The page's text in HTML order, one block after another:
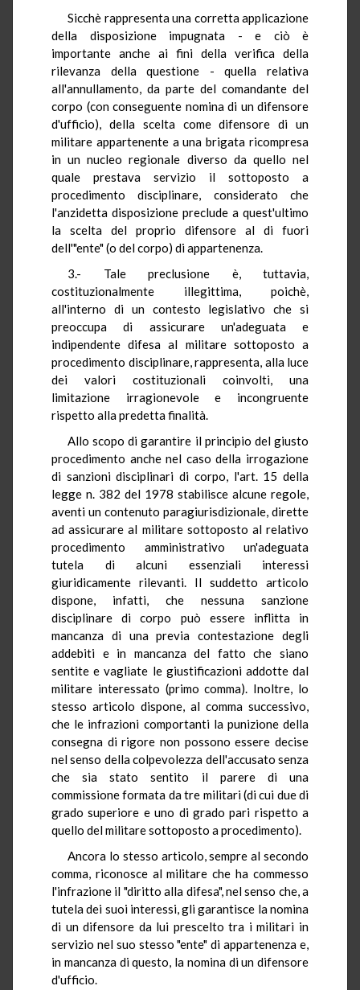
Sicchè rappresenta una corretta applicazione
della disposizione impugnata - e ciò è
importante anche ai fini della verifica della
rilevanza della questione - quella relativa
all'annullamento, da parte del comandante del
corpo (con conseguente nomina di un difensore
d'ufficio), della scelta come difensore di un
militare appartenente a una brigata ricompresa
in un nucleo regionale diverso da quello nel
quale prestava servizio il sottoposto a
procedimento disciplinare, considerato che
l'anzidetta disposizione preclude a quest'ultimo
la scelta del proprio difensore al di fuori
dell'"ente" (o del corpo) di appartenenza.
3.- Tale preclusione è, tuttavia,
costituzionalmente illegittima, poichè,
all'interno di un contesto legislativo che si
preoccupa di assicurare un'adeguata e
indipendente difesa al militare sottoposto a
procedimento disciplinare, rappresenta, alla luce
dei valori costituzionali coinvolti, una
limitazione irragionevole e incongruente
rispetto alla predetta finalità.
Allo scopo di garantire il principio del giusto
procedimento anche nel caso della irrogazione
di sanzioni disciplinari di corpo, l'art. 15 della
legge n. 382 del 1978 stabilisce alcune regole,
aventi un contenuto paragiurisdizionale, dirette
ad assicurare al militare sottoposto al relativo
procedimento amministrativo un'adeguata
tutela di alcuni essenziali interessi
giuridicamente rilevanti. Il suddetto articolo
dispone, infatti, che nessuna sanzione
disciplinare di corpo può essere inflitta in
mancanza di una previa contestazione degli
addebiti e in mancanza del fatto che siano
sentite e vagliate le giustificazioni addotte dal
militare interessato (primo comma). Inoltre, lo
stesso articolo dispone, al comma successivo,
che le infrazioni comportanti la punizione della
consegna di rigore non possono essere decise
nel senso della colpevolezza dell'accusato senza
che sia stato sentito il parere di una
commissione formata da tre militari (di cui due di
grado superiore e uno di grado pari rispetto a
quello del militare sottoposto a procedimento).
Ancora lo stesso articolo, sempre al secondo
comma, riconosce al militare che ha commesso
l'infrazione il "diritto alla difesa", nel senso che, a
tutela dei suoi interessi, gli garantisce la nomina
di un difensore da lui prescelto tra i militari in
servizio nel suo stesso "ente" di appartenenza e,
in mancanza di questo, la nomina di un difensore
d'ufficio.